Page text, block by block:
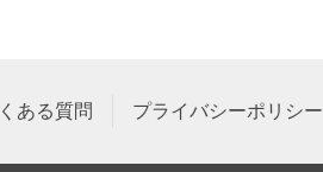
ある質問 プライバシーポリシー